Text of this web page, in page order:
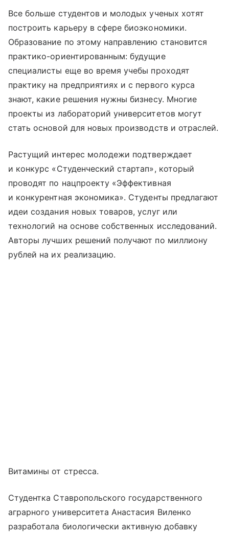
Все больше студентов и молодых ученых хотят
построить карьеру в сфере биоэкономики.
Образование по этому направлению становится
практико-ориентированным: будущие
специалисты еще во время учебы проходят
практику на предприятиях и с первого курса
знают, какие решения нужны бизнесу. Многие
проекты из лабораторий университетов могут
стать основой для новых производств и отраслей.
Растущий интерес молодежи подтверждает
и конкурс «Студенческий стартап», который
проводят по нацпроекту «Эффективная
и конкурентная экономика». Студенты предлагают
идеи создания новых товаров, услуг или
технологий на основе собственных исследований.
Авторы лучших решений получают по миллиону
рублей на их реализацию.
Витамины от стресса.
Студентка Ставропольского государственного
аграрного университета Анастасия Виленко
разработала биологически активную добавку